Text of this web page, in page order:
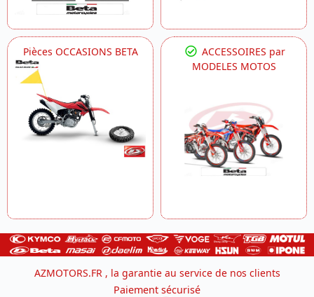
Pièces OCCASIONS BETA
ACCESSOIRES par
MODELES MOTOS
AZMOTORS.FR , la garantie au service de nos clients
Paiement sécurisé